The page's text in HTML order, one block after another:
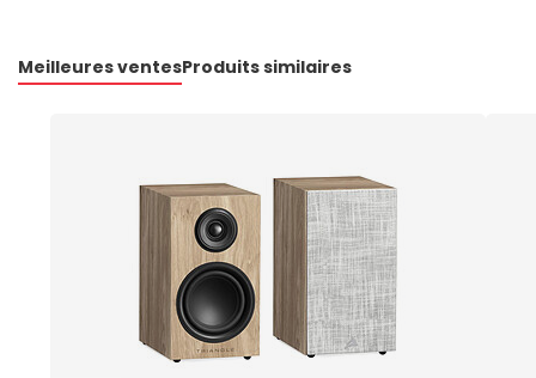
Meilleures ventesProduits similaires